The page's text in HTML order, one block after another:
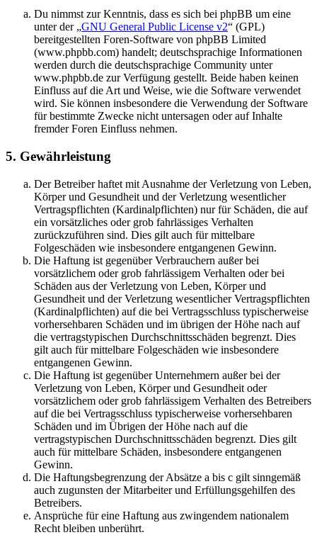
Du nimmst zur Kenntnis, dass es sich bei phpBB um eine
unter der „GNU General Public License v2“ (GPL)
bereitgestellten Foren-Software von phpBB Limited
(www.phpbb.com) handelt; deutschsprachige Informationen
werden durch die deutschsprachige Community unter
www.phpbb.de zur Verfügung gestellt. Beide haben keinen
Einfluss auf die Art und Weise, wie die Software verwendet
wird. Sie können insbesondere die Verwendung der Software
für bestimmte Zwecke nicht untersagen oder auf Inhalte
fremder Foren Einfluss nehmen.
5. Gewährleistung
Der Betreiber haftet mit Ausnahme der Verletzung von Leben,
Körper und Gesundheit und der Verletzung wesentlicher
Vertragspflichten (Kardinalpflichten) nur für Schäden, die auf
ein vorsätzliches oder grob fahrlässiges Verhalten
zurückzuführen sind. Dies gilt auch für mittelbare
Folgeschäden wie insbesondere entgangenen Gewinn.
Die Haftung ist gegenüber Verbrauchern außer bei
vorsätzlichem oder grob fahrlässigem Verhalten oder bei
Schäden aus der Verletzung von Leben, Körper und
Gesundheit und der Verletzung wesentlicher Vertragspflichten
(Kardinalpflichten) auf die bei Vertragsschluss typischerweise
vorhersehbaren Schäden und im übrigen der Höhe nach auf
die vertragstypischen Durchschnittsschäden begrenzt. Dies
gilt auch für mittelbare Folgeschäden wie insbesondere
entgangenen Gewinn.
Die Haftung ist gegenüber Unternehmern außer bei der
Verletzung von Leben, Körper und Gesundheit oder
vorsätzlichem oder grob fahrlässigem Verhalten des Betreibers
auf die bei Vertragsschluss typischerweise vorhersehbaren
Schäden und im Übrigen der Höhe nach auf die
vertragstypischen Durchschnittsschäden begrenzt. Dies gilt
auch für mittelbare Schäden, insbesondere entgangenen
Gewinn.
Die Haftungsbegrenzung der Absätze a bis c gilt sinngemäß
auch zugunsten der Mitarbeiter und Erfüllungsgehilfen des
Betreibers.
Ansprüche für eine Haftung aus zwingendem nationalem
Recht bleiben unberührt.